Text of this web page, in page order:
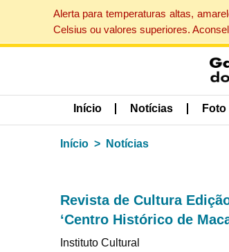
Alerta para temperaturas altas,
Celsius ou valores superiores.
Início Notícias Foto
Início Notícias
Revista de Cultura
‘Centro Histórico de
Instituto Cultural